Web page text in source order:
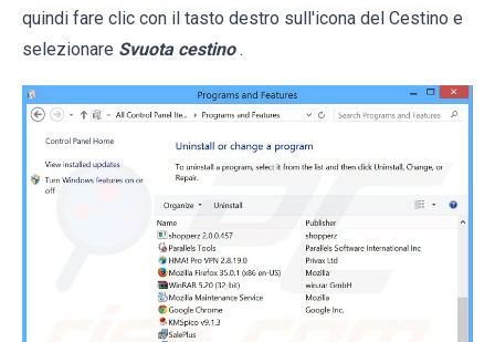
quindi fare clic con il tasto destro sull'icona del Cestino e
selezionare Svuota cestino .